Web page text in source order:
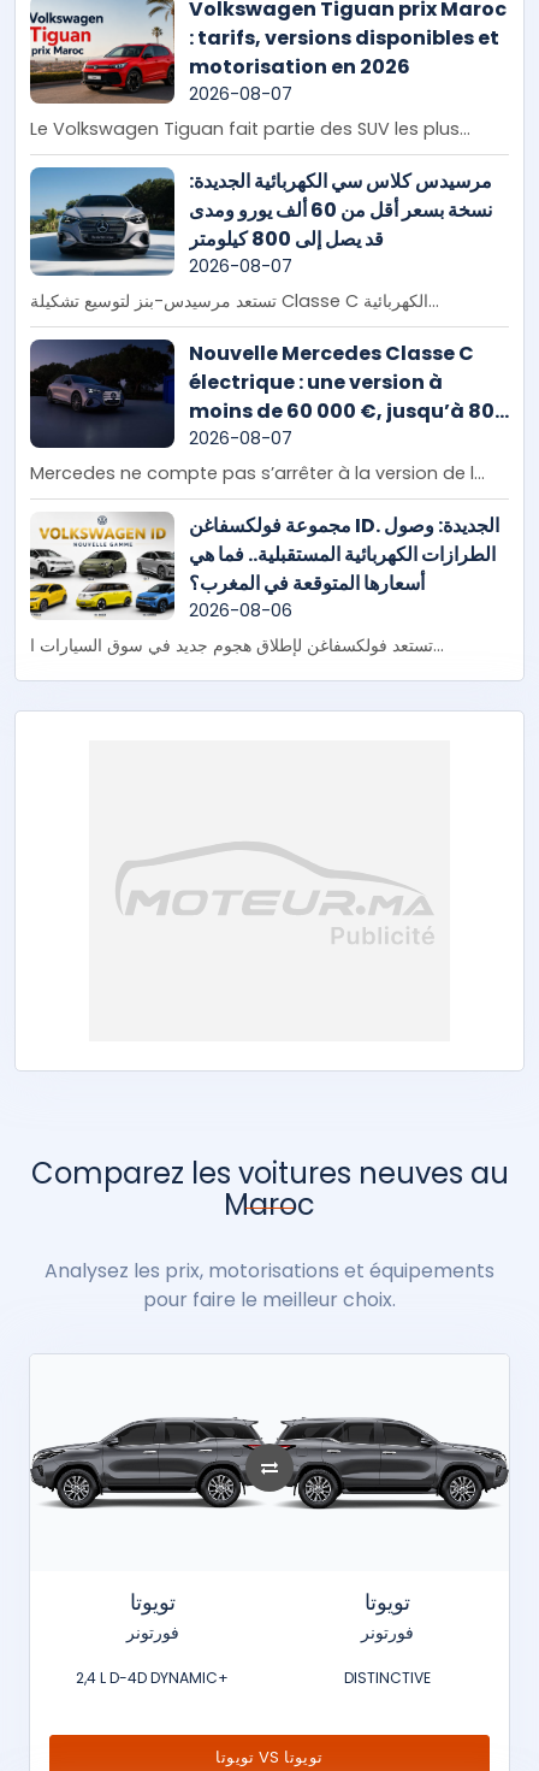
Volkswagen Tiguan prix Maroc
: tarifs, versions disponibles et
motorisation en 2026
2026-08-07
Le Volkswagen Tiguan fait partie des SUV les plus...
مرسيدس كلاس سي الكهربائية الجديدة:
نسخة بسعر أقل من 60 ألف يورو ومدى
قد يصل إلى 800 كيلومتر
2026-08-07
تستعد مرسيدس-بنز لتوسيع تشكيلة Classe C الكهربائية...
Nouvelle Mercedes Classe C
électrique : une version à
moins de 60 000 €, jusqu’à 800
km d’autonomie et plusieurs
nouveautés à venir
2026-08-07
Mercedes ne compte pas s’arrêter à la version de l...
مجموعة فولكسفاغن ID. الجديدة: وصول
الطرازات الكهربائية المستقبلية.. فما هي
أسعارها المتوقعة في المغرب؟
2026-08-06
تستعد فولكسفاغن لإطلاق هجوم جديد في سوق السيارات ا...
Comparez les voitures neuves au
Maroc
Analysez les prix, motorisations et équipements
pour faire le meilleur choix.
تويوتا
فورتونر
2,4 L D-4D DYNAMIC+
تويوتا
فورتونر
DISTINCTIVE
تويوتا VS تويوتا